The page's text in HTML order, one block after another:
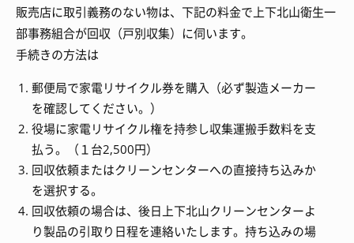
販売店に取引義務のない物は、下記の料金で上下北山衛生一
部事務組合が回収（戸別収集）に伺います。
手続きの方法は
郵便局で家電リサイクル券を購入（必ず製造メーカー
を確認してください。）
役場に家電リサイクル権を持参し収集運搬手数料を支
払う。（１台2,500円）
回収依頼またはクリーンセンターへの直接持ち込みか
を選択する。
回収依頼の場合は、後日上下北山クリーンセンターよ
り製品の引取り日程を連絡いたします。持ち込みの場